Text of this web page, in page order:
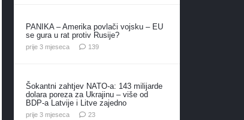
PANIKA – Amerika povlači vojsku – EU
se gura u rat protiv Rusije?
prije 3 mjeseca 139komentara
Šokantni zahtjev NATO-a: 143 milijarde
dolara poreza za Ukrajinu – više od
BDP-a Latvije i Litve zajedno
prije 3 mjeseca 23komentara